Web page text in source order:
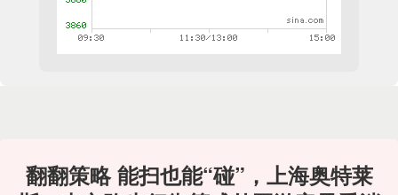
翻翻策略 能扫也能“碰”，上海奥特莱